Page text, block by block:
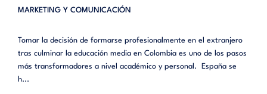
MARKETING Y COMUNICACIÓN
Tomar la decisión de formarse profesionalmente en el extranjero
tras culminar la educación media en Colombia es uno de los pasos
más transformadores a nivel académico y personal. España se
h...